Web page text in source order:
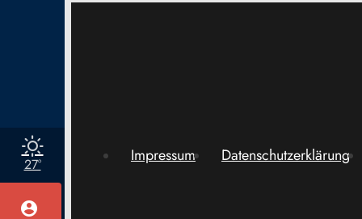
account_circle
27° Impressum Datenschutzerklärung